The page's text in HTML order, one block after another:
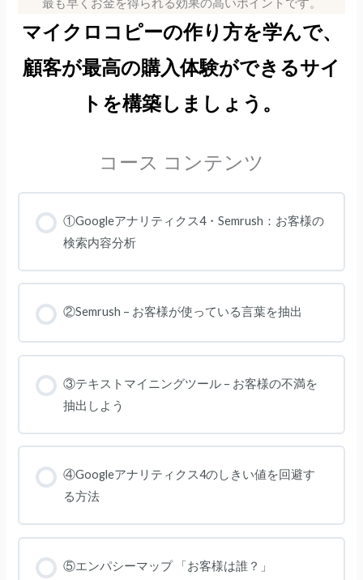
最も早くお金を得られる効果の高いポイントです。
マイクロコピーの作り方を学んで、
顧客が最高の購入体験ができるサイ
トを構築しましょう。
コース コンテンツ
①Googleアナリティクス4・Semrush：お客様の
検索内容分析
②Semrush – お客様が使っている言葉を抽出
③テキストマイニングツール – お客様の不満を
抽出しよう
④Googleアナリティクス4のしきい値を回避す
る方法
⑤エンパシーマップ 「お客様は誰？」